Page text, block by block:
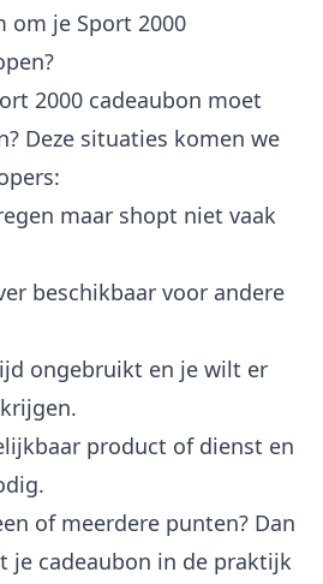
om je Sport 2000
2000 cadeaubon moet
Deze situaties komen we
maar shopt niet vaak
beschikbaar voor andere
ongebruikt en je wilt er
product of dienst en
of meerdere punten? Dan
je cadeaubon in de praktijk